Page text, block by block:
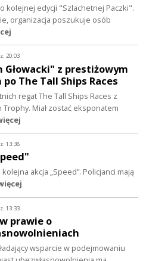
kolejnej edycji "Szlachetnej Paczki".
organizacja poszukuje osób
20:03
Głowacki" z prestiżowym
The Tall Ships Races
regat The Tall Ships Races z
Miał zostać eksponatem
13:38
akcja „Speed”. Policjanci mają
13:33
prawie o
wsparcie w podejmowaniu